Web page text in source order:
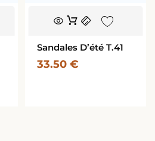
Sandales D’été T.41
33.50 €